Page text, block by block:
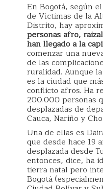
En Bogotá, según
de Víctimas de la
Distrito, hay
personas afro,
han llegado a la
comenzar una
de las
ruralidad. Aunque
es la ciudad que
conflicto afros. Ha
200.000 personas
desplazadas de
Cauca, Nariño y
Una de ellas es
que desde hace 19
desplazada desde
entonces, dice, ha
tierra natal pero
Bogotá